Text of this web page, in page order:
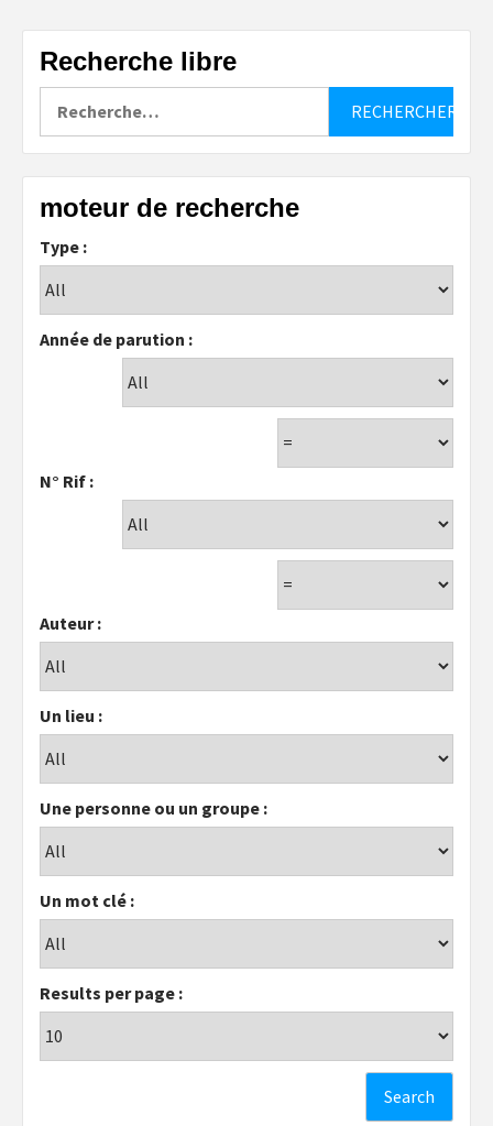
Recherche libre
moteur de recherche
Type :
Année de parution :
N° Rif :
Auteur :
Un lieu :
Une personne ou un groupe :
Un mot clé :
Results per page :